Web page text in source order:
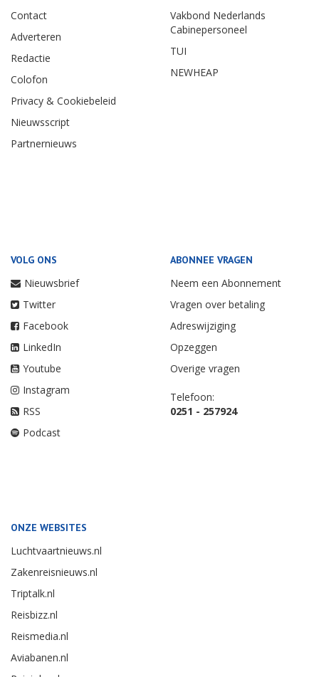
Contact
Adverteren
Redactie
Colofon
Privacy & Cookiebeleid
Nieuwsscript
Partnernieuws
Vakbond Nederlands
Cabinepersoneel
TUI
NEWHEAP
VOLG ONS
Nieuwsbrief
Twitter
Facebook
LinkedIn
Youtube
Instagram
RSS
Podcast
ABONNEE VRAGEN
Neem een Abonnement
Vragen over betaling
Adreswijziging
Opzeggen
Overige vragen
Telefoon:
0251 - 257924
ONZE WEBSITES
Luchtvaartnieuws.nl
Zakenreisnieuws.nl
Triptalk.nl
Reisbizz.nl
Reismedia.nl
Aviabanen.nl